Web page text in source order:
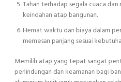
Tahan terhadap segala cuaca
keindahan atap bangunan.
Hemat waktu dan biaya dalam
memesan panjang sesuai
Memilih atap yang tepat sangat
perlindungan dan keamanan bagi